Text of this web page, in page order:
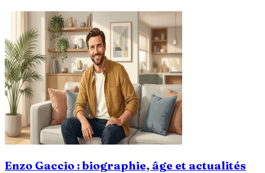
Enzo Gaccio : biographie, âge et actualités